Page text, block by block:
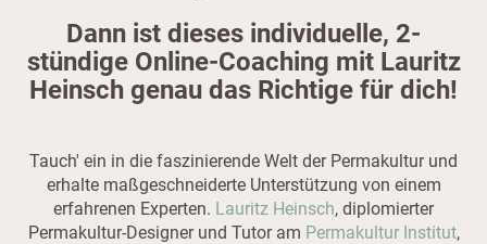
Dann ist dieses individuelle, 2-
stündige Online-Coaching mit Lauritz
Heinsch genau das Richtige für dich!
Tauch' ein in die faszinierende Welt der Permakultur und
erhalte maßgeschneiderte Unterstützung von einem
erfahrenen Experten. Lauritz Heinsch, diplomierter
Permakultur-Designer und Tutor am Permakultur Institut,